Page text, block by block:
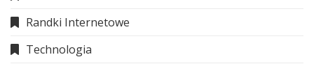
Randki Internetowe
Technologia